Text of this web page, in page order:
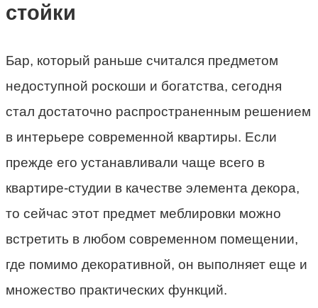
стойки
Бар, который раньше считался предметом
недоступной роскоши и богатства, сегодня
стал достаточно распространенным решением
в интерьере современной квартиры. Если
прежде его устанавливали чаще всего в
квартире-студии в качестве элемента декора,
то сейчас этот предмет меблировки можно
встретить в любом современном помещении,
где помимо декоративной, он выполняет еще и
множество практических функций.